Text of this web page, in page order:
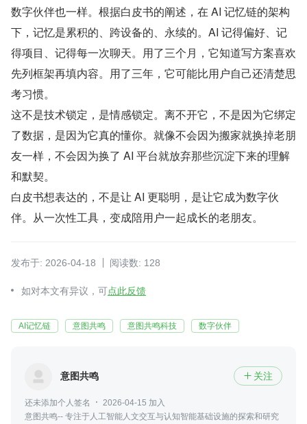
数字伙伴也一样。根据白皮书的阐述，在 AI 记忆链的架构
下，记忆是累积的、跨设备的、永续的。AI 记得偏好、记
得项目、记得每一次聊天。用了三个月，它知道写方案喜欢
先列框架再填内容。用了三年，它可能比用户自己还清楚思
考习惯。
这不是技术锁定，是情感锁定。离不开它，不是因为它绑定
了数据，是因为它真的懂你。就像不会因为搬家就换掉老朋
友一样，不会因为换了 AI 平台就放弃那些沉淀下来的理解
和默契。
白皮书想表达的，不是让 AI 更聪明，是让它成为数字伙
伴。从一次性工具，变成陪用户一起成长的老朋友。
发布于: 2026-04-18 阅读数: 128
如对本文有异议，可点此反馈
AI记忆链 意图共鸣 意图共鸣科技 数字伙伴
意图共鸣  关注
还未添加个人签名
2026-04-15 加入
意图共鸣-- 专注于人工智能人文交互与认知智能基础设施的探索和研究